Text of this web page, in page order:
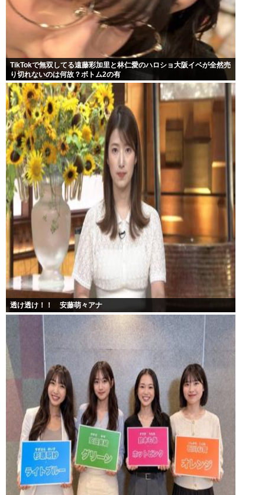
TikTokで無双してる遠藤彩加里と林仁愛のハロショ大阪イベが全然売
り切れないのは何故？ボトム2の有
透け透け！！ 安藤萌々アナ